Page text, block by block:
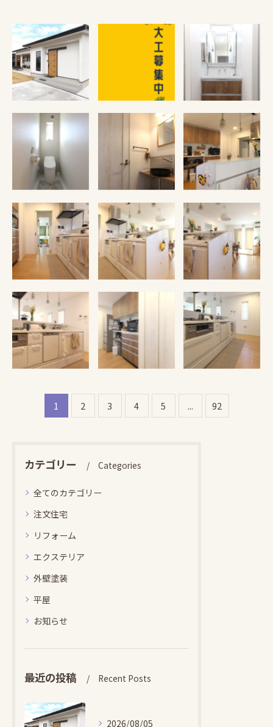
施工例紹介
【移住支援金対
象】【未経験歓
迎】大多喜町で
「見えないとこ
施工例紹介
施工例紹介 施工例紹介 施工例紹介
施工例紹介 施工例紹介 施工例紹介
施工例紹介 施工例紹介 施工例紹介
1 2 3 4 5 ... 92
カテゴリー Categories
全てのカテゴリー
注文住宅
リフォーム
エクステリア
外壁塗装
平屋
お知らせ
最近の投稿 Recent Posts
2026/08/05